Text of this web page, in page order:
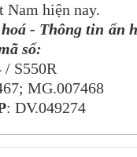
Nam hiện nay.
- Thông tin ấn
số:
/ S550R
MG.007468
: DV.049274